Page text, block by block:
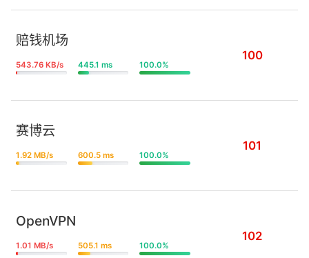
赔钱机场
543.76 KB/s 445.1 ms 100.0%
100
赛博云
1.92 MB/s 600.5 ms 100.0%
101
OpenVPN
1.01 MB/s 505.1 ms 100.0%
102